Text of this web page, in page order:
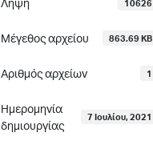
Λήψη 10626
Μέγεθος αρχείου 863.69 KB
Αριθμός αρχείων 1
Ημερομηνία
δημιουργίας
7 Ιουλίου, 2021